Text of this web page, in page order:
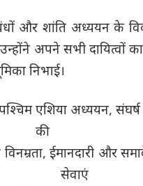
और शांति अध्ययन के
अपने सभी
निभाई।
एशिया अध्ययन, संघर्ष
ईमानदारी और